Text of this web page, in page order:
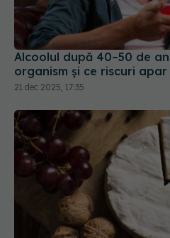
Alcoolul după 40–50 de
organism și ce riscuri apar
21 dec 2025, 17:35